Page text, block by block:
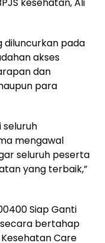
diluncurkan pada
akses
dan
para
seluruh
mengawal
seluruh peserta
yang terbaik,”
Siap Ganti
secara bertahap
Care